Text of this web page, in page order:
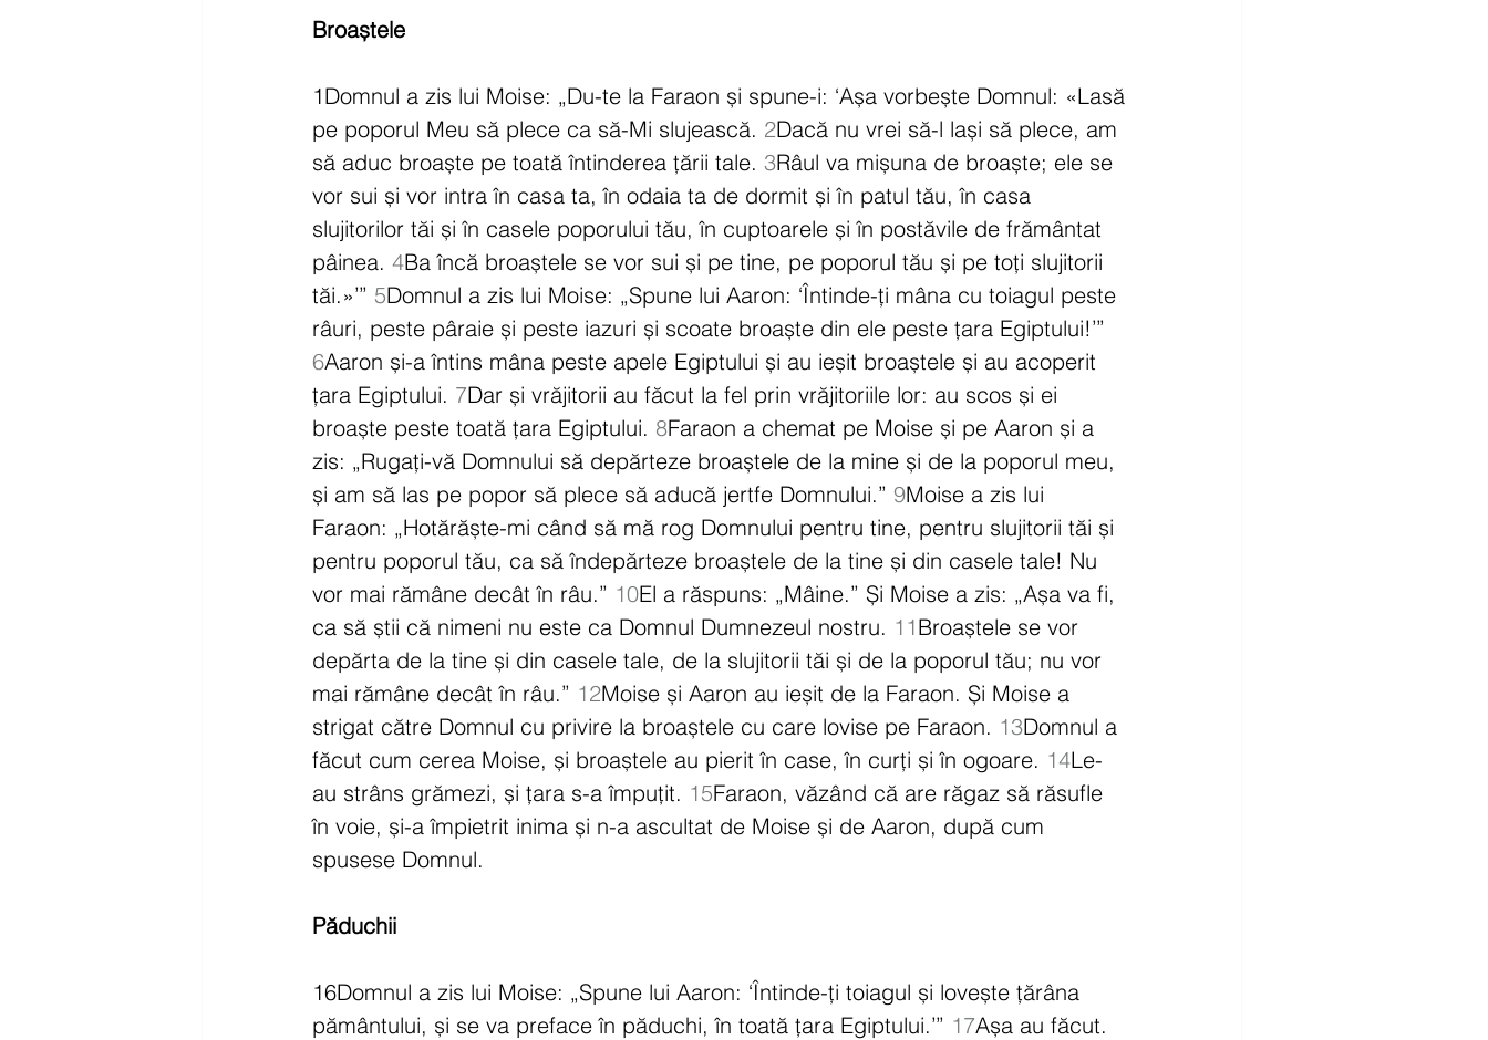
Broaștele
1Domnul a zis lui Moise: „Du-te la Faraon și spune-i: ‘Așa vorbește Domnul: «Lasă
pe poporul Meu să plece ca să-Mi slujească. 2Dacă nu vrei să-l lași să plece, am
să aduc broaște pe toată întinderea țării tale. 3Râul va mișuna de broaște; ele se
vor sui și vor intra în casa ta, în odaia ta de dormit și în patul tău, în casa
slujitorilor tăi și în casele poporului tău, în cuptoarele și în postăvile de frământat
pâinea. 4Ba încă broaștele se vor sui și pe tine, pe poporul tău și pe toți slujitorii
tăi.»’” 5Domnul a zis lui Moise: „Spune lui Aaron: ‘Întinde-ți mâna cu toiagul peste
râuri, peste pâraie și peste iazuri și scoate broaște din ele peste țara Egiptului!’”
6Aaron și-a întins mâna peste apele Egiptului și au ieșit broaștele și au acoperit
țara Egiptului. 7Dar și vrăjitorii au făcut la fel prin vrăjitoriile lor: au scos și ei
broaște peste toată țara Egiptului. 8Faraon a chemat pe Moise și pe Aaron și a
zis: „Rugați-vă Domnului să depărteze broaștele de la mine și de la poporul meu,
și am să las pe popor să plece să aducă jertfe Domnului.” 9Moise a zis lui
Faraon: „Hotărăște-mi când să mă rog Domnului pentru tine, pentru slujitorii tăi și
pentru poporul tău, ca să îndepărteze broaștele de la tine și din casele tale! Nu
vor mai rămâne decât în râu.” 10El a răspuns: „Mâine.” Și Moise a zis: „Așa va fi,
ca să știi că nimeni nu este ca Domnul Dumnezeul nostru. 11Broaștele se vor
depărta de la tine și din casele tale, de la slujitorii tăi și de la poporul tău; nu vor
mai rămâne decât în râu.” 12Moise și Aaron au ieșit de la Faraon. Și Moise a
strigat către Domnul cu privire la broaștele cu care lovise pe Faraon. 13Domnul a
făcut cum cerea Moise, și broaștele au pierit în case, în curți și în ogoare. 14Le-
au strâns grămezi, și țara s-a împuțit. 15Faraon, văzând că are răgaz să răsufle
în voie, și-a împietrit inima și n-a ascultat de Moise și de Aaron, după cum
spusese Domnul.
Păduchii
16Domnul a zis lui Moise: „Spune lui Aaron: ‘Întinde-ți toiagul și lovește țărâna
pământului, și se va preface în păduchi, în toată țara Egiptului.’” 17Așa au făcut.